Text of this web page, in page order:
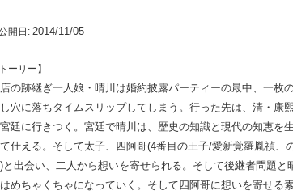
開日: 2014/11/05
ーリー】
の跡継ぎ一人娘・晴川は婚約披露パーティーの最中、一枚
穴に落ちタイムスリップしてしまう。行った先は、清・康
廷に行きつく。宮廷で晴川は、歴史の知識と現代の知恵を
仕える。そして太子、四阿哥(4番目の王子/愛新覚羅胤禎、
と出会い、二人から想いを寄せられる。そして後継者問題と
めちゃくちゃになっていく。そして四阿哥に想いを寄せる